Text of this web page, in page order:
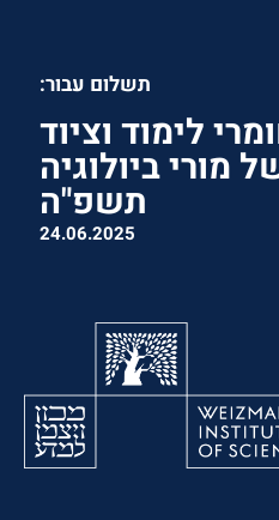
תשלום עבור:
לימוד וציוד
מורי ביולוגיה
תשפ"ה
24.06.2025